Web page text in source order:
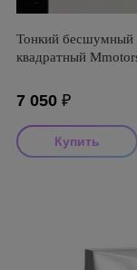
Тонкий бесшумный
квадратный
7 050 ₽